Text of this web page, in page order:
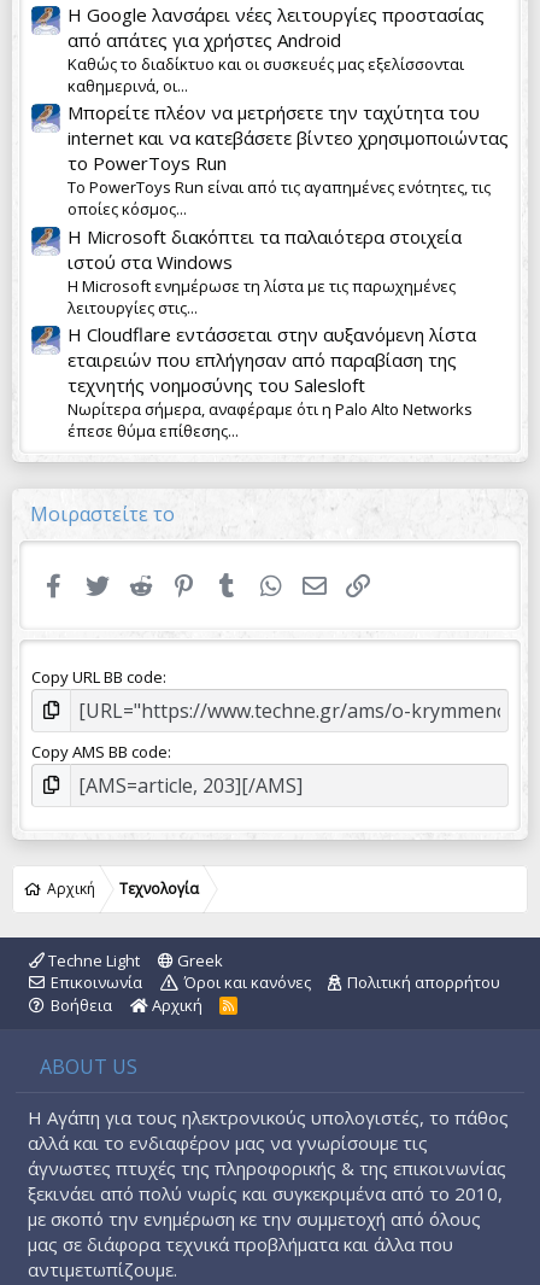
Η Google λανσάρει νέες λειτουργίες προστασίας
από απάτες για χρήστες Android
Καθώς το διαδίκτυο και οι συσκευές μας εξελίσσονται
καθημερινά, οι...
Μπορείτε πλέον να μετρήσετε την ταχύτητα του
internet και να κατεβάσετε βίντεο χρησιμοποιώντας
το PowerToys Run
Το PowerToys Run είναι από τις αγαπημένες ενότητες, τις
οποίες κόσμος...
Η Microsoft διακόπτει τα παλαιότερα στοιχεία
ιστού στα Windows
Η Microsoft ενημέρωσε τη λίστα με τις παρωχημένες
λειτουργίες στις...
Η Cloudflare εντάσσεται στην αυξανόμενη λίστα
εταιρειών που επλήγησαν από παραβίαση της
τεχνητής νοημοσύνης του Salesloft
Νωρίτερα σήμερα, αναφέραμε ότι η Palo Alto Networks
έπεσε θύμα επίθεσης...
Μοιραστείτε το
Facebook
Twitter Reddit Pinterest
Tumblr WhatsApp
Email
Copy URL BB code
Copy AMS BB code
Αρχική Τεχνολογία
Techne Light
Greek
Επικοινωνία
Όροι και κανόνες
Πολιτική απορρήτου
Βοήθεια
Αρχική
R
ABOUT US
Η Αγάπη για τους ηλεκτρονικούς υπολογιστές, το πάθος
αλλά και το ενδιαφέρον μας να γνωρίσουμε τις
άγνωστες πτυχές της πληροφορικής & της επικοινωνίας
ξεκινάει από πολύ νωρίς και συγκεκριμένα από το 2010,
με σκοπό την ενημέρωση κε την συμμετοχή από όλους
μας σε διάφορα τεχνικά προβλήματα και άλλα που
αντιμετωπίζουμε.